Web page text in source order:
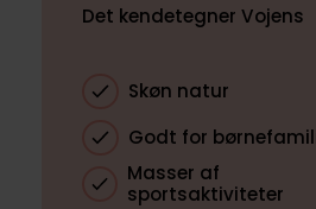
Det kendetegner Vojens
Skøn natur
Godt for
Masser af
sportsaktiviteter